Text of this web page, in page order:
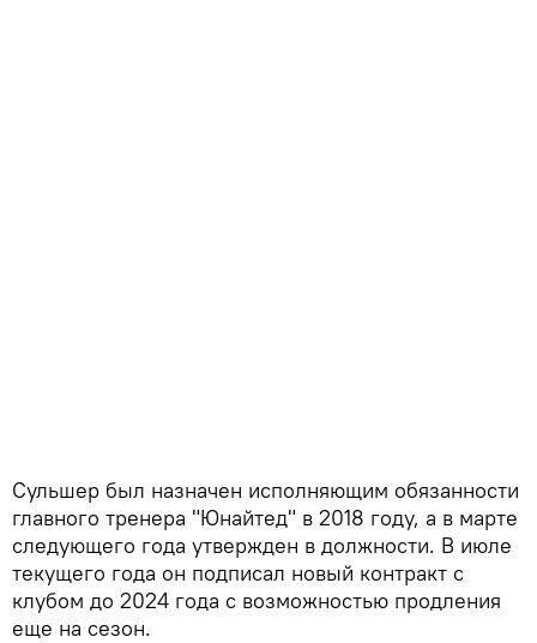
Сульшер был назначен исполняющим обязанности
главного тренера "Юнайтед" в 2018 году, а в марте
следующего года утвержден в должности. В июле
текущего года он подписал новый контракт с
клубом до 2024 года с возможностью продления
еще на сезон.